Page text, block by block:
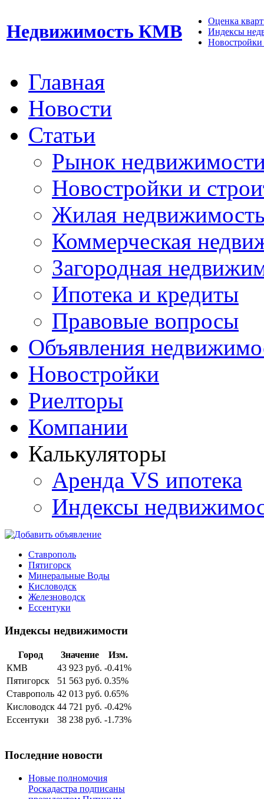
Недвижимость КМВ
Оценка
Индексы
Новостройки
Главная
Новости
Статьи
Рынок
Новостройки и
Жилая
Коммерческая
Загородная
Ипотека и кредиты
Правовые вопросы
Объявления
Новостройки
Риелторы
Компании
Калькуляторы
Аренда VS ипотека
Индексы
Ставрополь
Пятигорск
Минеральные Воды
Кисловодск
Железноводск
Ессентуки
Индексы недвижимости
Город Значение
Изм.
КМВ
43 923 руб. -0.41%
Пятигорск
51 563 руб. 0.35%
Ставрополь 42 013 руб. 0.65%
Кисловодск 44 721 руб. -0.42%
Ессентуки
38 238 руб. -1.73%
Последние новости
Новые полномочия
Роскадастра подписаны